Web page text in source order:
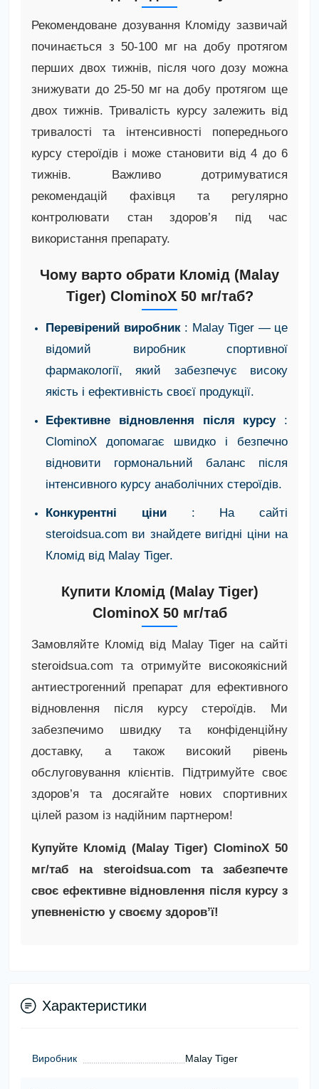
Рекомендоване дозування Кломіду зазвичай
починається з 50-100 мг на добу протягом
перших двох тижнів, після чого дозу можна
знижувати до 25-50 мг на добу протягом ще
двох тижнів. Тривалість курсу залежить від
тривалості та інтенсивності попереднього
курсу стероїдів і може становити від 4 до 6
тижнів. Важливо дотримуватися
рекомендацій фахівця та регулярно
контролювати стан здоров’я під час
використання препарату.
Чому варто обрати Кломід (Malay
Tiger) ClominoX 50 мг/таб?
Перевірений виробник : Malay Tiger — це
відомий виробник спортивної
фармакології, який забезпечує високу
якість і ефективність своєї продукції.
Ефективне відновлення після курсу :
ClominoX допомагає швидко і безпечно
відновити гормональний баланс після
інтенсивного курсу анаболічних стероїдів.
Конкурентні ціни : На сайті
steroidsua.com ви знайдете вигідні ціни на
Кломід від Malay Tiger.
Купити Кломід (Malay Tiger)
ClominoX 50 мг/таб
Замовляйте Кломід від Malay Tiger на сайті
steroidsua.com та отримуйте високоякісний
антиестрогенний препарат для ефективного
відновлення після курсу стероїдів. Ми
забезпечимо швидку та конфіденційну
доставку, а також високий рівень
обслуговування клієнтів. Підтримуйте своє
здоров’я та досягайте нових спортивних
цілей разом із надійним партнером!
Купуйте Кломід (Malay Tiger) ClominoX 50
мг/таб на steroidsua.com та забезпечте
своє ефективне відновлення після курсу з
упевненістю у своєму здоров’ї!
Характеристики
Виробник Malay Tiger